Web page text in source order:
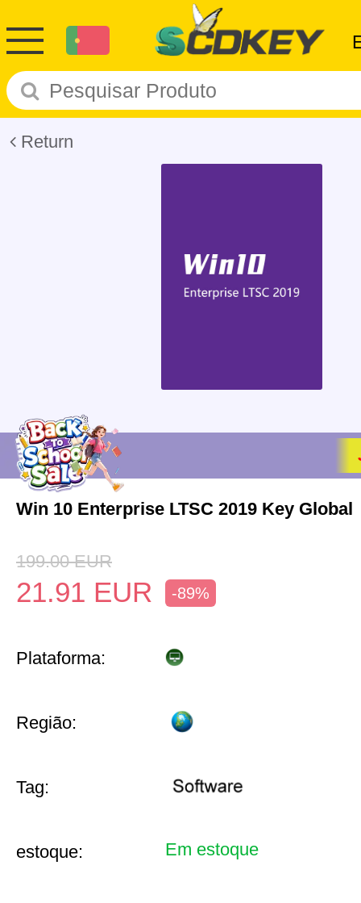
Return
Win 10 Enterprise LTSC 2019 Key Global
199.00 EUR
21.91 EUR -89%
Plataforma:
Região:
Tag:
estoque: Em estoque